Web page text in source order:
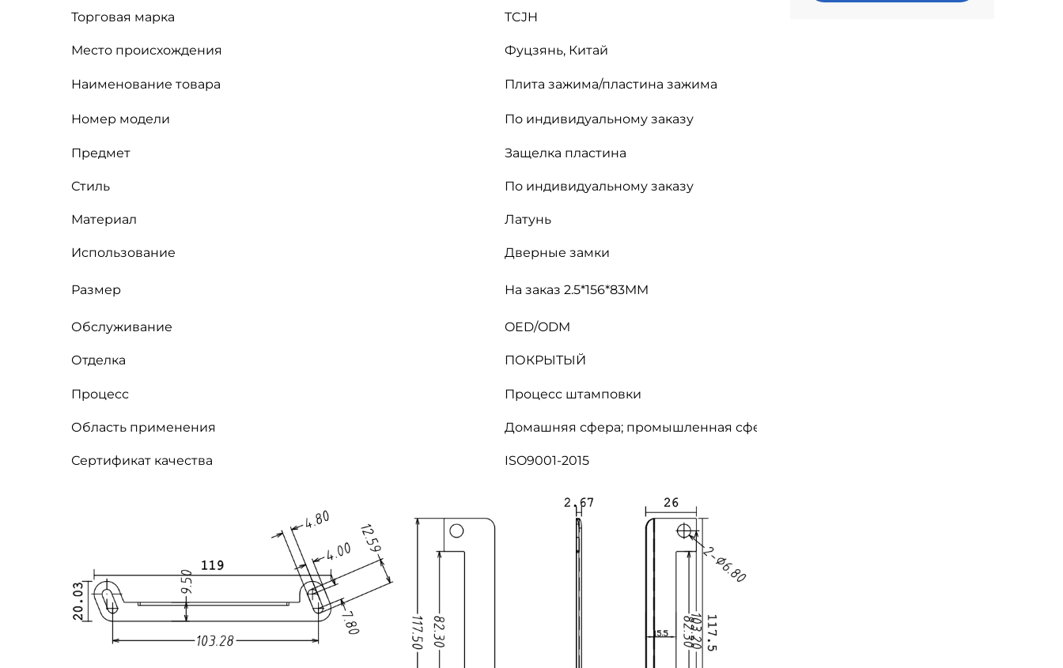
Торговая марка TCJH
Место происхождения Фуцзянь, Китай
Наименование товара Плита зажима/пластина зажима
Номер модели По индивидуальному заказу
Предмет Защелка пластина
Стиль По индивидуальному заказу
Материал Латунь
Использование Дверные замки
Размер На заказ 2.5*156*83MM
Обслуживание OED/ODM
Отделка ПОКРЫТЫЙ
Процесс Процесс штамповки
Область применения Домашняя сфера; промышленная сфера
Сертификат качества ISO9001-2015